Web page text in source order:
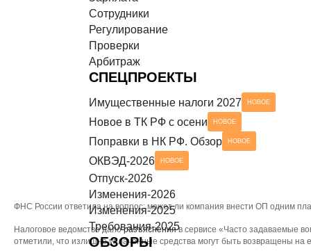
Разъяснения Минтруда и Роструда
СЕРВИСЫ ДЛЯ БУХГАЛТЕРА
Сотрудники
Регулирование
Проверки
Арбитраж
СПЕЦПРОЕКТЫ
Имущественные налоги 2027 НОВОЕ
Новое в ТК РФ с осени НОВОЕ
Поправки в НК РФ. Обзор НОВОЕ
ОКВЭД-2026 НОВОЕ
Отпуск-2026
Изменения-2026
Изменения-2025
Требования-2025
ОБЗОРЫ
ФНС России ответила на вопрос: может ли компания внести ОП одним
Налоговое ведомство далоразъясненияв сервисе «Часто задаваемые
отметили, что излишне уплаченные средства могут быть возвращены на